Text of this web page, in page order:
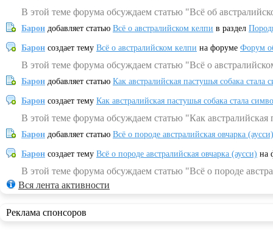
В этой теме форума обсуждаем статью "Всё об
Барон добавляет статью Всё о австралийском келпи в раздел
Барон создает тему Всё о австралийском келпи на форуме Форум
В этой теме форума обсуждаем статью "Всё о
Барон добавляет статью Как австралийская пастушья собака
Барон создает тему Как австралийская пастушья собака стала
В этой теме форума обсуждаем статью "Как
Барон добавляет статью Всё о породе австралийская овчарка (аусси)
Барон создает тему Всё о породе австралийская овчарка (аусси) на
В этой теме форума обсуждаем статью "Всё о породе
Вся лента активности
Реклама спонсоров